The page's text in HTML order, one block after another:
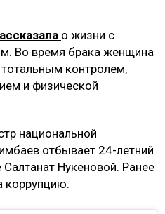
о жизни с
Во время брака женщина
контролем,
и физической
национальной
отбывает 24-летний
Нукеновой. Ранее
коррупцию.